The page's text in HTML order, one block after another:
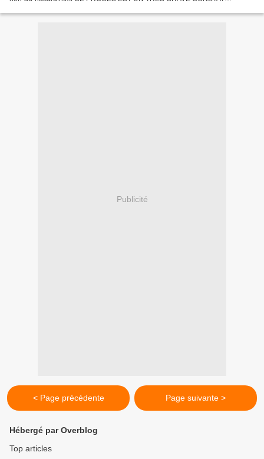
Publicité
< Page précédente Page suivante >
Hébergé par Overblog
Top articles